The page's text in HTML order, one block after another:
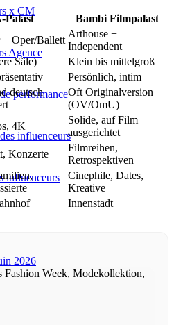
x CM
Agence
performance
influenceurs
influenceurs
2026
Palast
Bambi Filmpalast
Oper/Ballett
Arthouse +
Independent
Säle)
Klein bis mittelgroß
Persönlich, intim
deutsch
Oft Originalversion
(OV/OmU)
4K
Solide, auf Film
ausgerichtet
Konzerte
Filmreihen,
Retrospektiven
Cinephile, Dates,
Kreative
Innenstadt